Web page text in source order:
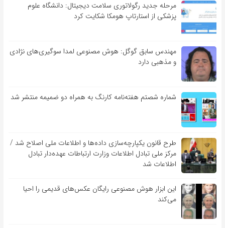
مرحله جدید رگولاتوری سلامت دیجیتال: دانشگاه علوم
پزشکی از استارتاپ هومکا شکایت کرد
مهندس سابق گوگل: هوش مصنوعی لمدا سوگیری‌های نژادی
و مذهبی دارد
شماره شصتم هفته‌نامه کارنگ به همراه دو ضمیمه منتشر شد
طرح قانون یکپارچه‌سازی داده‌ها و اطلاعات ملی اصلاح شد /
مرکز ملی تبادل اطلاعات وزارت ارتباطات عهده‌دار تبادل
اطلاعات شد
این ابزار هوش مصنوعی رایگان عکس‌های قدیمی را احیا
می‌کند